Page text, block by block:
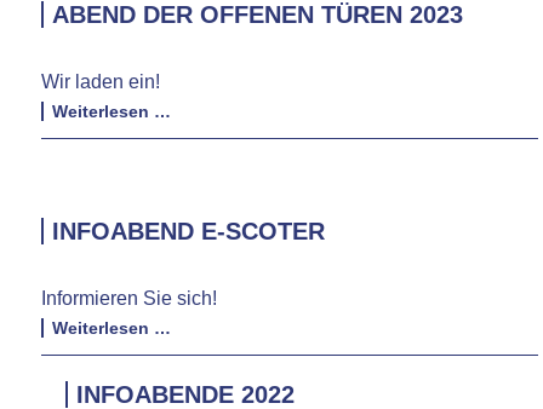
Lehrkräfte
ABEND DER OFFENEN TÜREN 2023
Wir laden ein!
Weiterlesen …
der
2023
INFOABEND E-SCOTER
Informieren Sie sich!
Weiterlesen …
E-
Scoter
INFOABENDE 2022